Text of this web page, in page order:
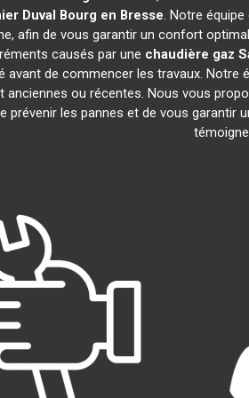
Duval Bourg en Bresse. Notre
afin de vous garantir un confort
causés par une chaudière gaz
avant de commencer les travaux.
anciennes ou récentes. Nous vous
prévenir les pannes et de vous